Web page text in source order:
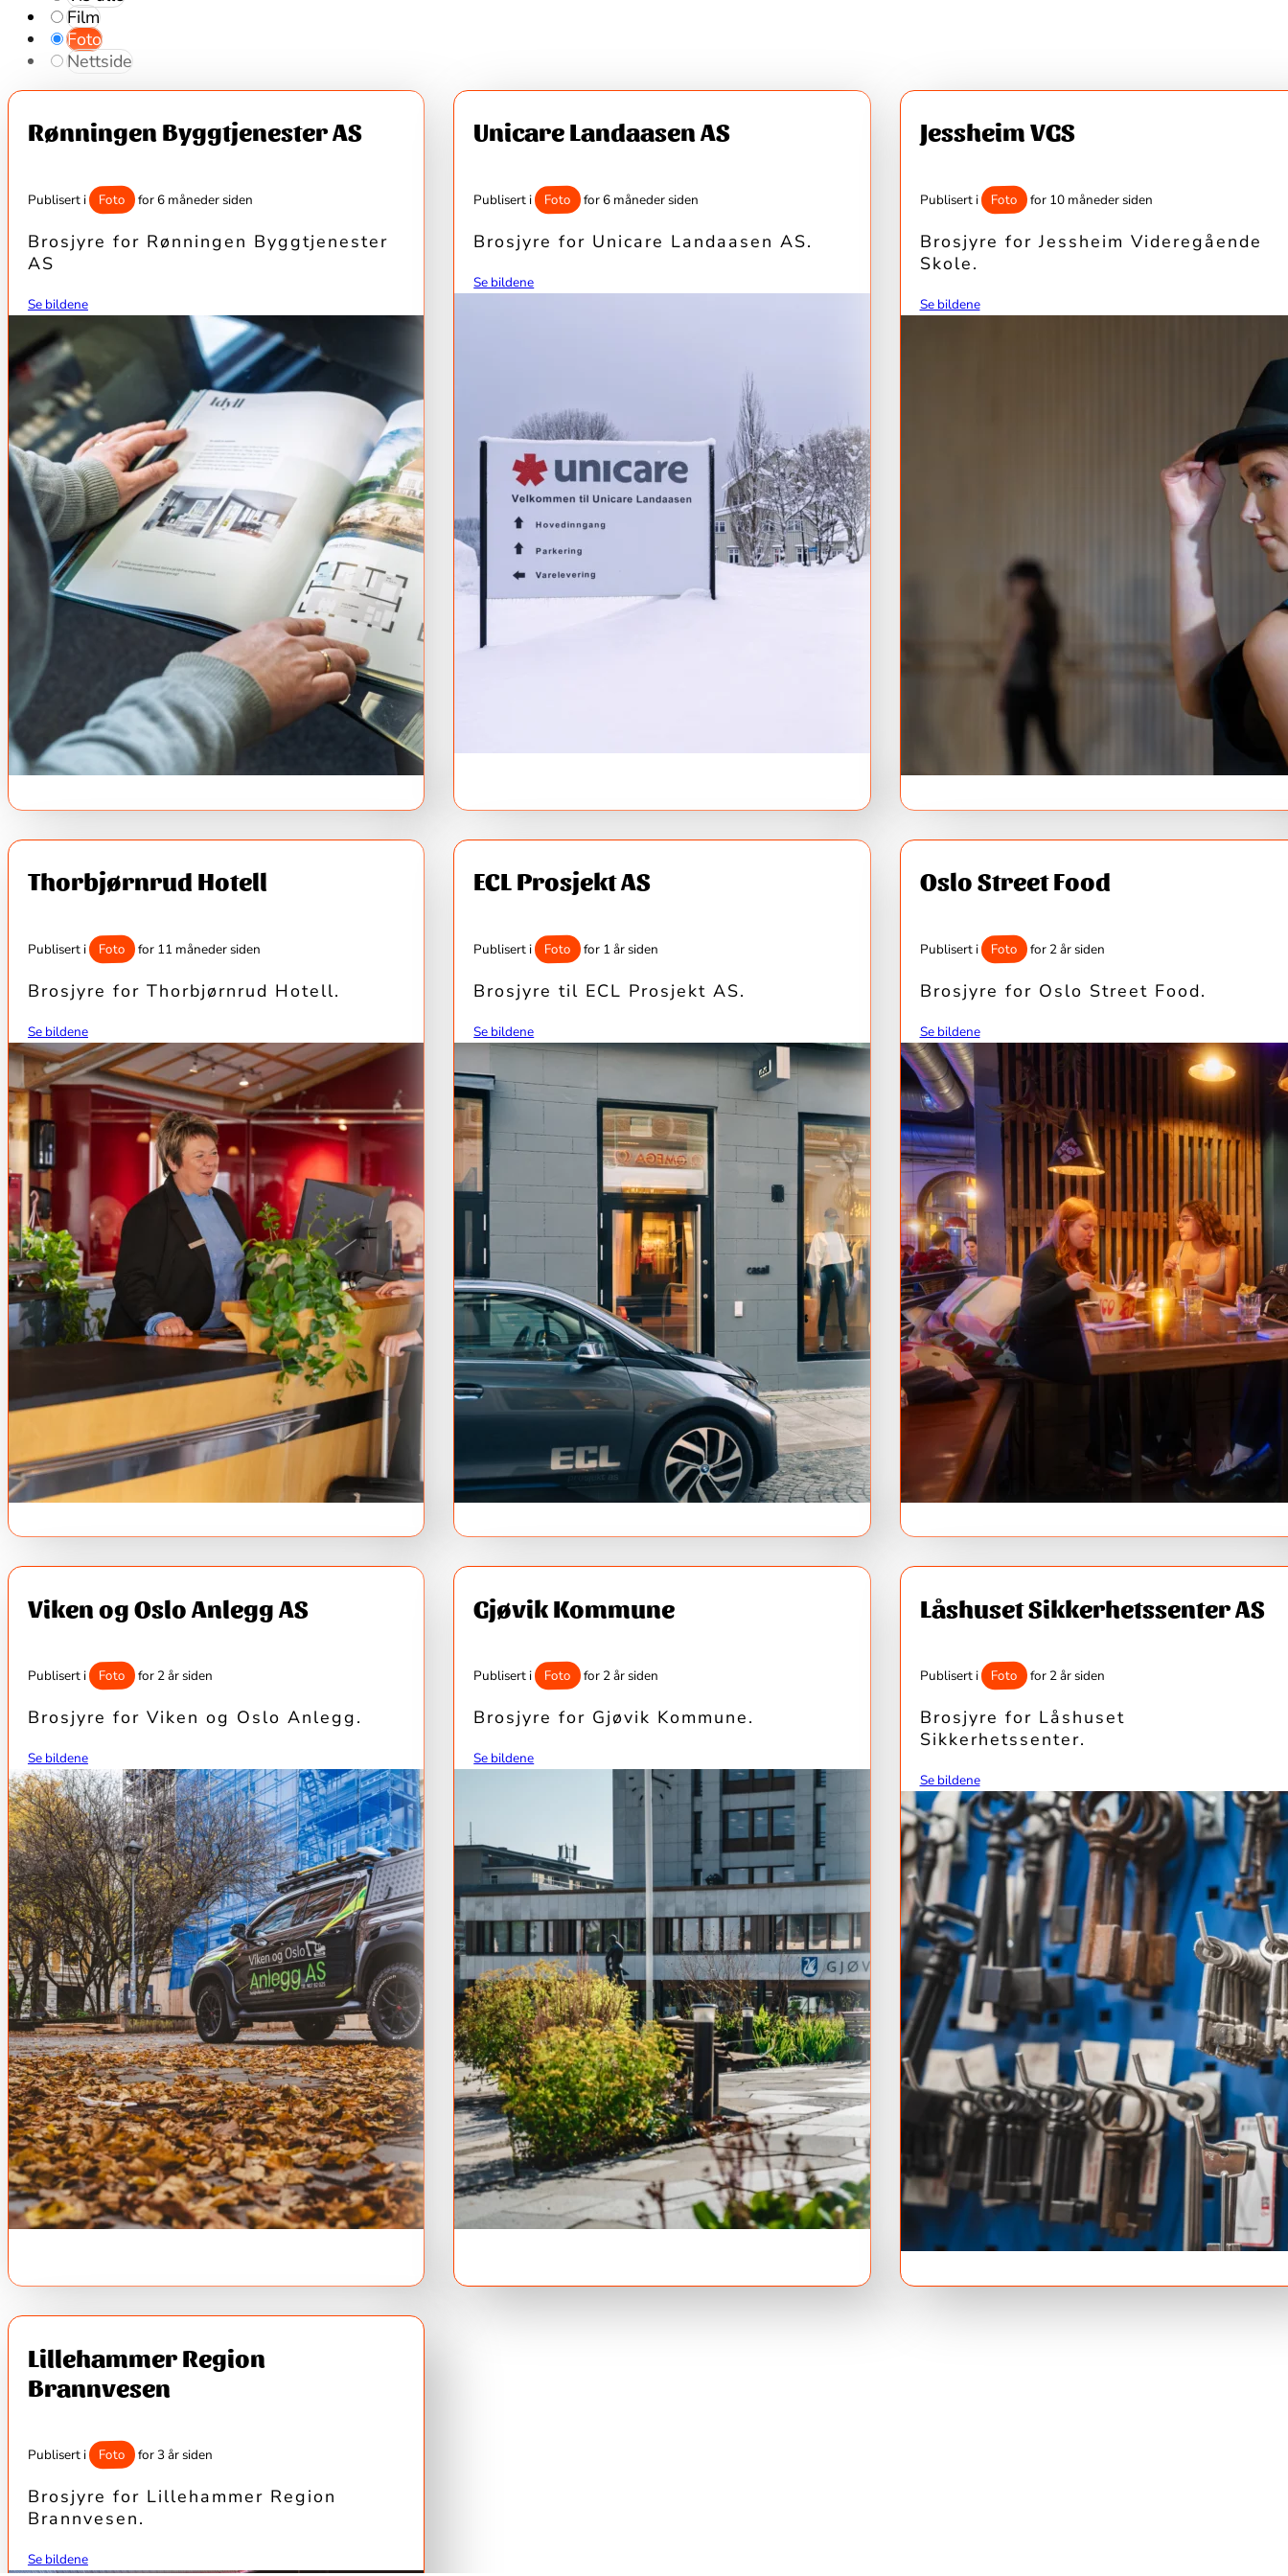
Film
Foto
Nettside
Rønningen Byggtjenester AS
Publisert i Foto for 6 måneder siden
Brosjyre for Rønningen Byggtjenester
AS
Se bildene
Unicare Landaasen AS
Publisert i Foto for 6 måneder siden
Brosjyre for Unicare Landaasen AS.
Se bildene
Jessheim VGS
Publisert i Foto for 10 måneder siden
Brosjyre for Jessheim Videregående
Skole.
Se bildene
Thorbjørnrud Hotell
Publisert i Foto for 11 måneder siden
Brosjyre for Thorbjørnrud Hotell.
Se bildene
ECL Prosjekt AS
Publisert i Foto for 1 år siden
Brosjyre til ECL Prosjekt AS.
Se bildene
Oslo Street Food
Publisert i Foto for 2 år siden
Brosjyre for Oslo Street Food.
Se bildene
Viken og Oslo Anlegg AS
Publisert i Foto for 2 år siden
Brosjyre for Viken og Oslo Anlegg.
Se bildene
Gjøvik Kommune
Publisert i Foto for 2 år siden
Brosjyre for Gjøvik Kommune.
Se bildene
Låshuset Sikkerhetssenter AS
Publisert i Foto for 2 år siden
Brosjyre for Låshuset
Sikkerhetssenter.
Se bildene
Lillehammer Region
Brannvesen
Publisert i Foto for 3 år siden
Brosjyre for Lillehammer Region
Brannvesen.
Se bildene